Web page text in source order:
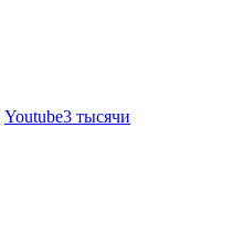
Youtube3 тысячи